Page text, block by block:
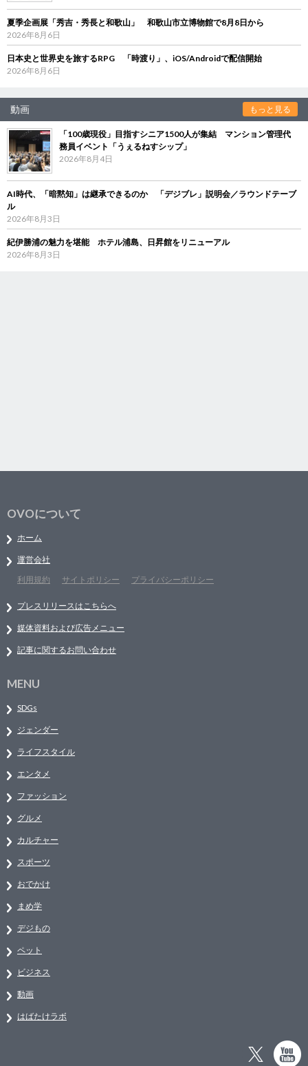
夏季企画展「秀吉・秀長と和歌山」 和歌山市立博物館で8月8日から
2026年8月6日
日本史と世界史を旅するRPG 「時渡り」、iOS/Androidで配信開始
2026年8月6日
動画 もっと見る
「100歳現役」目指すシニア1500人が集結 マンション管理代
務員イベント「うぇるねすシップ」
2026年8月4日
AI時代、「暗黙知」は継承できるのか 「デジブレ」説明会／ラウンドテーブ
ル
2026年8月3日
紀伊勝浦の魅力を堪能 ホテル浦島、日昇館をリニューアル
2026年8月3日
OVOについて
ホーム
運営会社
利用規約
サイトポリシー プライバシーポリシー
プレスリリースはこちらへ
媒体資料および広告メニュー
記事に関するお問い合わせ
MENU
SDGs
ジェンダー
ライフスタイル
エンタメ
ファッション
グルメ
カルチャー
スポーツ
おでかけ
まめ学
デジもの
ペット
ビジネス
動画
はばたけラボ